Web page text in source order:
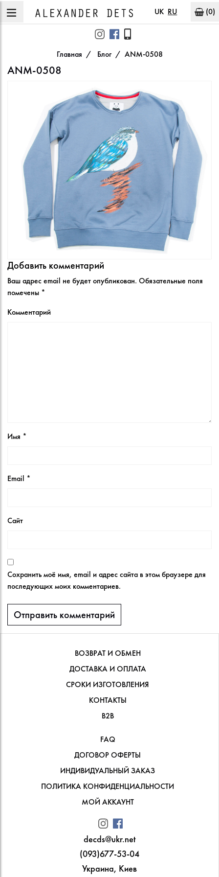
UK RU (0)
Главная Блог ANM-0508
ANM-0508
Добавить комментарий
Ваш адрес email не будет опубликован. Обязательные поля
помечены *
Комментарий
Имя *
Email *
Сайт
Сохранить моё имя, email и адрес сайта в этом браузере для
последующих моих комментариев.
ВОЗВРАТ И ОБМЕН
ДОСТАВКА И ОПЛАТА
СРОКИ ИЗГОТОВЛЕНИЯ
КОНТАКТЫ
В2В
FAQ
ДОГОВОР ОФЕРТЫ
ИНДИВИДУАЛЬНЫЙ ЗАКАЗ
ПОЛИТИКА КОНФИДЕНЦИАЛЬНОСТИ
МОЙ АККАУНТ
decds@ukr.net
(093)677-53-04
Украина, Киев